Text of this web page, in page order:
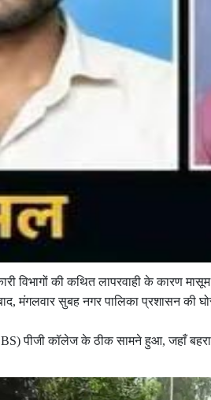
विभागों की कथित लापरवाही के कारण
मंगलवार सुबह नगर पालिका प्रशासन की
पीजी कॉलेज के ठीक सामने हुआ, जहाँ